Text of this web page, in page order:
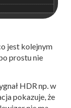
jest kolejnym
prostu nie
HDR np. w
pokazuje, że